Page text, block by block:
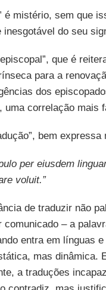
é mistério, sem que
inesgotável do seu
que é
para a
dos
correlação mais
bem expressa
per eiusdem
voluit.”
de traduzir não
– a
entra em línguas
mas dinâmica.
a traduções